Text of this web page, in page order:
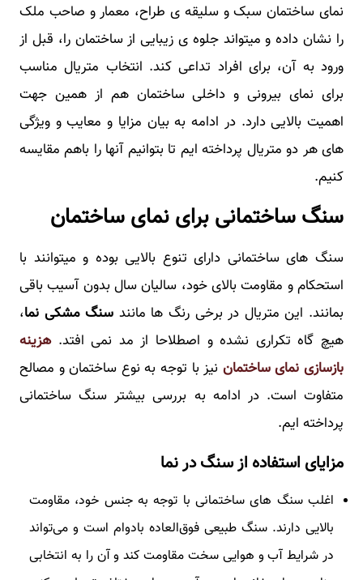
نمای ساختمان سبک و سلیقه ی طراح، معمار و صاحب ملک
را نشان داده و میتواند جلوه ی زیبایی از ساختمان را، قبل از
ورود به آن، برای افراد تداعی کند. انتخاب متریال مناسب
برای نمای بیرونی و داخلی ساختمان هم از همین جهت
اهمیت بالایی دارد. در ادامه به بیان مزایا و معایب و ویژگی
های هر دو متریال پرداخته ایم تا بتوانیم آنها را باهم مقایسه
کنیم.
سنگ ساختمانی برای نمای ساختمان
سنگ های ساختمانی دارای تنوع بالایی بوده و میتوانند با
استحکام و مقاومت بالای خود، سالیان سال بدون آسیب باقی
بمانند. این متریال در برخی رنگ ها مانند سنگ مشکی نما،
هیچ گاه تکراری نشده و اصطلاحا از مد نمی افتد.هزینه
بازسازی نمای ساختمان نیز با توجه به نوع ساختمان و مصالح
متفاوت است. در ادامه به بررسی بیشتر سنگ ساختمانی
پرداخته ایم.
مزایای استفاده از سنگ در نما
اغلب سنگ های ساختمانی با توجه به جنس خود، مقاومت
بالایی دارند. سنگ طبیعی فوق‌العاده بادوام است و می‌تواند
در شرایط آب و هوایی سخت مقاومت کند و آن را به انتخابی